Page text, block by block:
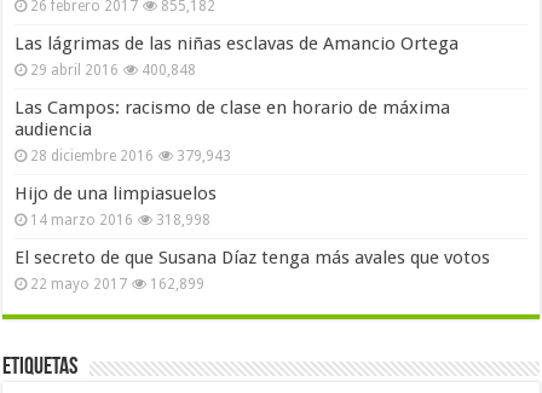
26 febrero 2017 855,182
Las lágrimas de las niñas esclavas de Amancio Ortega
29 abril 2016 400,848
Las Campos: racismo de clase en horario de máxima
audiencia
28 diciembre 2016 379,943
Hijo de una limpiasuelos
14 marzo 2016 318,998
El secreto de que Susana Díaz tenga más avales que votos
22 mayo 2017 162,899
Etiquetas